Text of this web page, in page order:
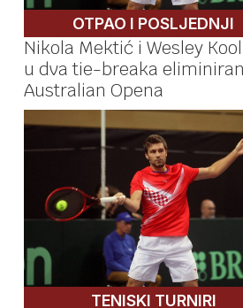
OTPAO I POSLJEDNJI
Nikola Mektić i Wesley
u dva tie-breaka
Australian Opena
TENISKI TURNIRI